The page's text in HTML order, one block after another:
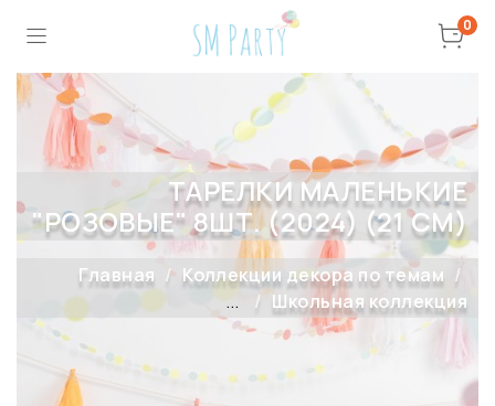
0
ТАРЕЛКИ МАЛЕНЬКИЕ
"РОЗОВЫЕ" 8ШТ. (2024) (21 СМ)
Главная
Коллекции декора по темам
...
Школьная коллекция